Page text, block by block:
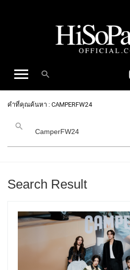
คำที่คุณค้นหา : CAMPERFW24
Search Result